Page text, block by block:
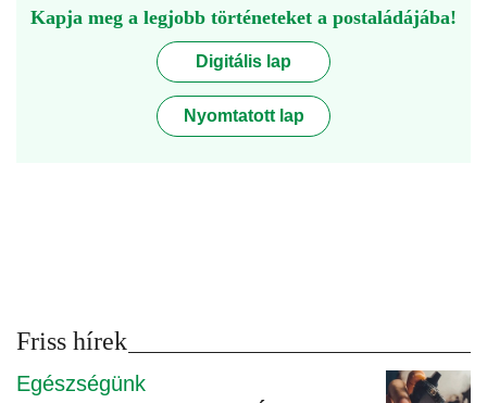
Kapja meg a legjobb történeteket a postaládájába!
Digitális lap
Nyomtatott lap
Friss hírek
Egészségünk